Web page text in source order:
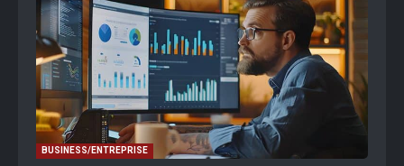
BUSINESS/ENTREPRISE